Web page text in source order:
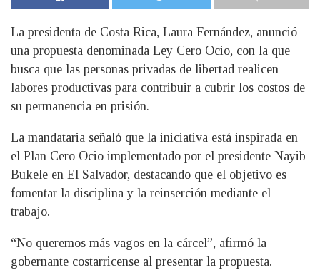
La presidenta de Costa Rica, Laura Fernández, anunció
una propuesta denominada Ley Cero Ocio, con la que
busca que las personas privadas de libertad realicen
labores productivas para contribuir a cubrir los costos de
su permanencia en prisión.
La mandataria señaló que la iniciativa está inspirada en
el Plan Cero Ocio implementado por el presidente Nayib
Bukele en El Salvador, destacando que el objetivo es
fomentar la disciplina y la reinserción mediante el
trabajo.
“No queremos más vagos en la cárcel”, afirmó la
gobernante costarricense al presentar la propuesta.